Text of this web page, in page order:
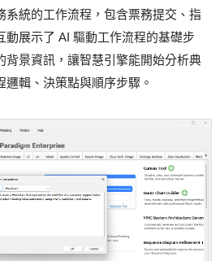
系統的工作流程，包含票務提交、指
動展示了 AI 驅動工作流程的基礎步
背景資訊，讓智慧引擎能開始分析典
輯、決策點與順序步驟。